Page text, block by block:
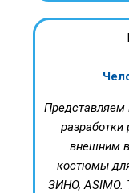
Представляем
разработки
внешним
костюмы
ЗИНО, ASIMO.